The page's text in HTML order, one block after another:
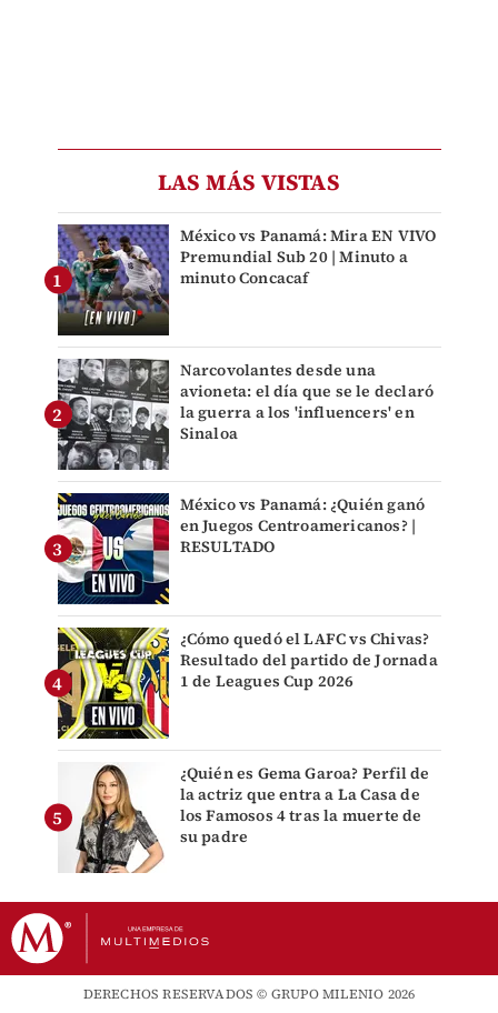
LAS MÁS VISTAS
México vs Panamá: Mira EN VIVO
Premundial Sub 20 | Minuto a
minuto Concacaf
Narcovolantes desde una
avioneta: el día que se le declaró
la guerra a los 'influencers' en
Sinaloa
México vs Panamá: ¿Quién ganó
en Juegos Centroamericanos? |
RESULTADO
¿Cómo quedó el LAFC vs Chivas?
Resultado del partido de Jornada
1 de Leagues Cup 2026
¿Quién es Gema Garoa? Perfil de
la actriz que entra a La Casa de
los Famosos 4 tras la muerte de
su padre
DERECHOS RESERVADOS © GRUPO MILENIO 2026